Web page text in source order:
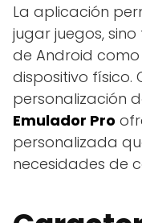
La aplicación
jugar juegos,
de Android como
dispositivo físico.
personalización
Emulador Pro
personalizada
necesidades de